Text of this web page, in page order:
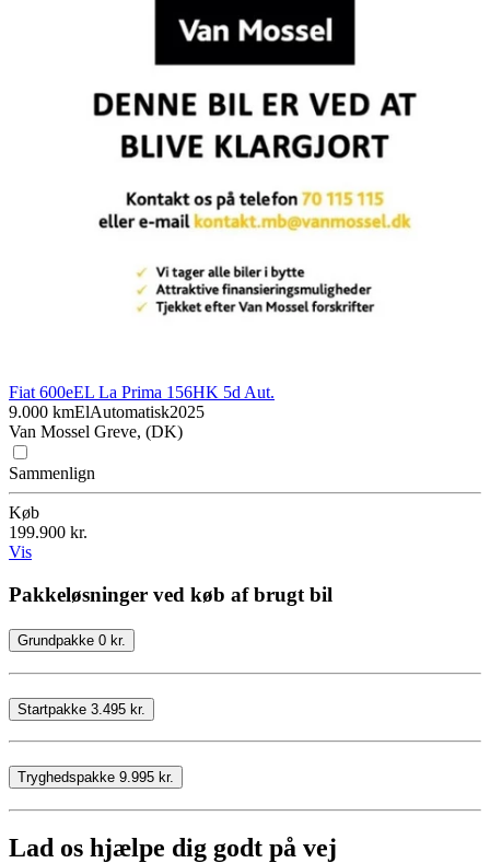
Fiat 600eEL La Prima 156HK 5d Aut.
9.000 kmElAutomatisk2025
Van Mossel Greve, (DK)
Sammenlign
Køb
199.900 kr.
Vis
Pakkeløsninger ved køb af brugt bil
Grundpakke 0 kr.
Startpakke 3.495 kr.
Tryghedspakke 9.995 kr.
Lad os hjælpe dig godt på vej